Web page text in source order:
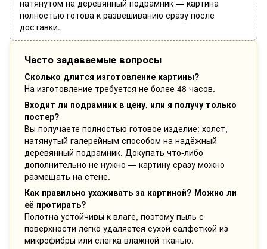
натянутом на деревянный подрамник — картина
полностью готова к развешиванию сразу после
доставки.
Часто задаваемые вопросы
Сколько длится изготовление картины?
На изготовление требуется не более 48 часов.
Входит ли подрамник в цену, или я получу только
постер?
Вы получаете полностью готовое изделие: холст,
натянутый галерейным способом на надёжный
деревянный подрамник. Докупать что-либо
дополнительно не нужно — картину сразу можно
размещать на стене.
Как правильно ухаживать за картиной? Можно ли
её протирать?
Полотна устойчивы к влаге, поэтому пыль с
поверхности легко удаляется сухой салфеткой из
микрофибры или слегка влажной тканью.